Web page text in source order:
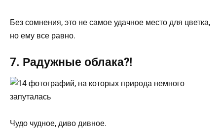
Без сомнения, это не самое удачное место для цветка,
но ему все равно.
7. Радужные облака?!
Чудо чудное, диво дивное.